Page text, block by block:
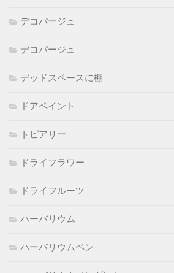
デコパージュ
デコパージュ
デッドスペースに棚
ドアペイント
トピアリー
ドライフラワー
ドライフルーツ
ハーバリウム
ハーバリウムペン